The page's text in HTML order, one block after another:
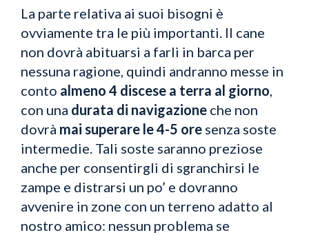
La parte relativa ai suoi bisogni è
ovviamente tra le più importanti. Il cane
non dovrà abituarsi a farli in barca per
nessuna ragione, quindi andranno messe in
conto almeno 4 discese a terra al giorno,
con una durata di navigazione che non
dovrà mai superare le 4-5 ore senza soste
intermedie. Tali soste saranno preziose
anche per consentirgli di sgranchirsi le
zampe e distrarsi un po’ e dovranno
avvenire in zone con un terreno adatto al
nostro amico: nessun problema se